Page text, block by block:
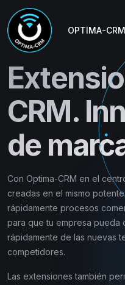
OPTIMA-CRM
CRM.
de
Con Optima-CRM en el
creadas en el mismo
rápidamente procesos
para que tu empresa pueda
rápidamente de las nuevas
competidores.
Las extensiones también